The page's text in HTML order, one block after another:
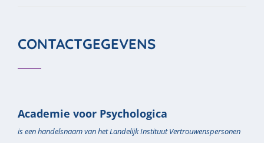
CONTACTGEGEVENS
Academie voor Psychologica
is een handelsnaam van het Landelijk Instituut Vertrouwenspersonen